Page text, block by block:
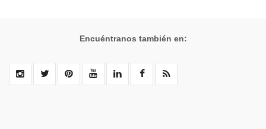
Encuéntranos también en: